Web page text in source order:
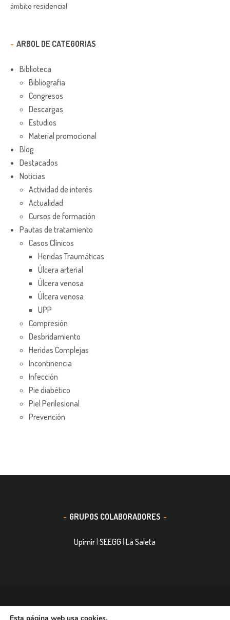
ámbito residencial
ARBOL DE CATEGORIAS
Biblioteca
Bibliografía
Congresos
Descargas
Estudios
Material promocional
Blog
Destacados
Noticias
Actividad de interés
Actualidad
Cursos de formación
Pautas de tratamiento
Casos Clínicos
Heridas Traumáticas
Úlcera arterial
Úlcera venosa
Úlcera venosa
UPP
Compresión
Desbridamiento
Heridas Complejas
Incontinencia
Infección
Pie diabético
Piel Perilesional
Prevención
GRUPOS COLABORADORES
Upimir |SEEGG |La Saleta
© 2016, Smith&Nephew, S.A. es un negocio mundial de